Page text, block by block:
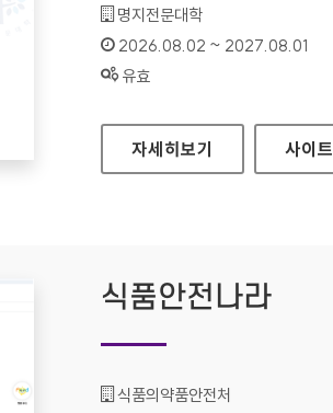
기관명 :
명지전문대학
인증기간 :
2026.08.02 ~ 2027.08.01
상태 :
유효
명지전문대학
자세히보기 사이트
식품안전나라
기관명 :
식품의약품안전처